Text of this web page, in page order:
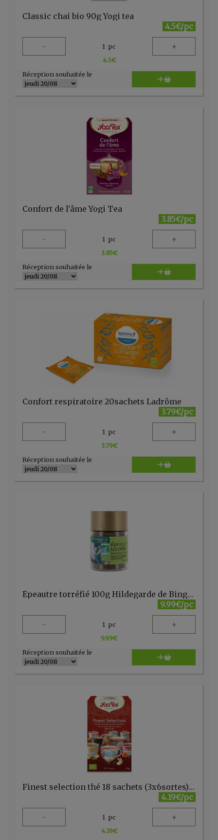
Classic chai bio 90g Yogi tea
4.5€/pc
- 1 pc +
4.5€
Réception souhaitée le
Confort de l'âme Yogi Tea
3.85€/pc
- 1 pc +
3.85€
Réception souhaitée le
Confort respiratoire 20sachets Ladrôme
3.79€/pc
- 1 pc +
3.79€
Réception souhaitée le
Épeautre torréfié 100g Hildegarde de Bingen
9.99€/pc
- 1 pc +
9.99€
Réception souhaitée le
Finest selection thé 18 sachets (3x6sortes) Yogi
4.19€/pc
- 1 pc +
4.19€